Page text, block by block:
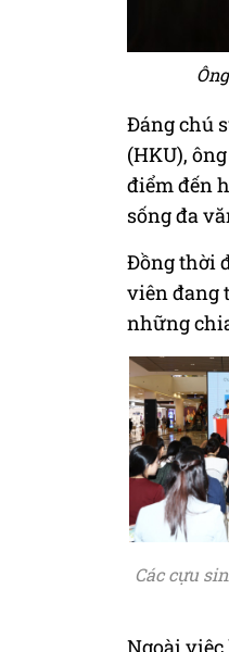
Đáng chú
(HKU),
điểm đến
sống đa
Đồng thời
viên đang
những
Các cựu